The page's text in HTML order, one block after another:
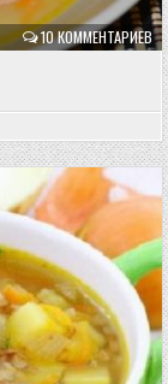
10 КОММЕНТАРИЕВ